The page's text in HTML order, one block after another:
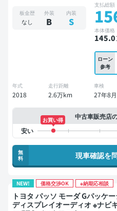
板金歴
なし
外装
B
内装
S
支払総額
本体価格
145.0
ローン
参考
年式
2018
走行距離
2.6万km
車検
27年8月
中古車販売店
お買い得
無
料
現車確認を
NEW! 価格交渉OK ※納期応相談
トヨタ パッソ モーダ Gパッケージ 禁煙車 整備記録簿
ディスプレイオーディオ ※ナビ